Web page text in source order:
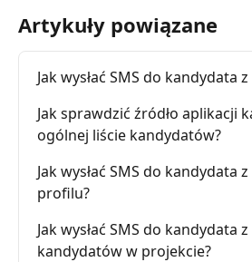
Artykuły powiązane
Jak wysłać SMS do kandydata
Jak sprawdzić źródło aplikacji
ogólnej liście kandydatów?
Jak wysłać SMS do kandydata
profilu?
Jak wysłać SMS do kandydata
kandydatów w projekcie?